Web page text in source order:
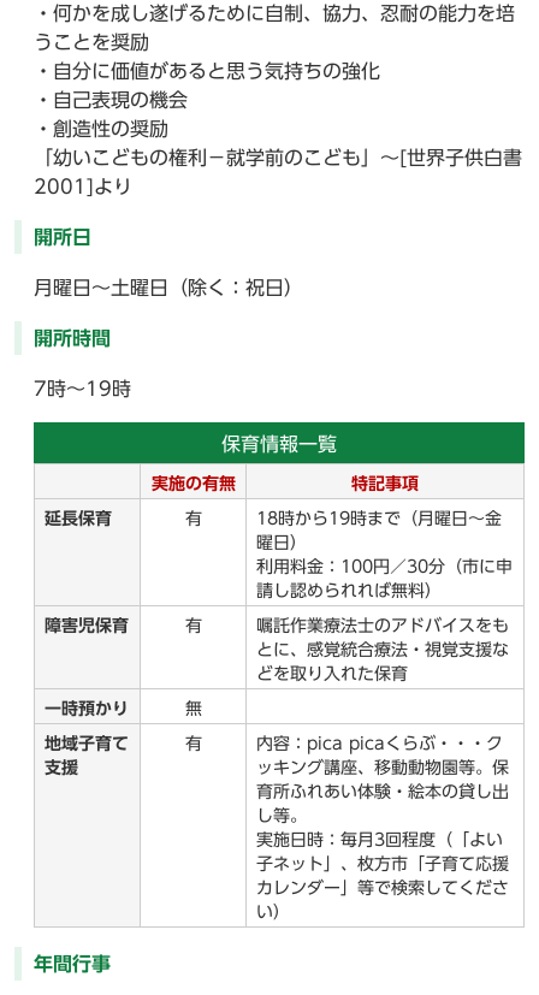
・何かを成し遂げるために自制、協力、忍耐の能力を培
うことを奨励
・自分に価値があると思う気持ちの強化
・自己表現の機会
・創造性の奨励
「幼いこどもの権利－就学前のこども」～[世界子供白書
2001]より
開所日
月曜日～土曜日（除く：祝日）
開所時間
7時～19時
保育情報一覧
実施の有無 特記事項
延長保育 有
18時から19時まで（月曜日～金
曜日）
利用料金：100円／30分（市に申
請し認められれば無料）
障害児保育 有
嘱託作業療法士のアドバイスをも
とに、感覚統合療法・視覚支援な
どを取り入れた保育
一時預かり 無
地域子育て
支援
有
内容：pica picaくらぶ・・・ク
ッキング講座、移動動物園等。保
育所ふれあい体験・絵本の貸し出
し等。
実施日時：毎月3回程度（「よい
子ネット」、枚方市「子育て応援
カレンダー」等で検索してくださ
い）
年間行事